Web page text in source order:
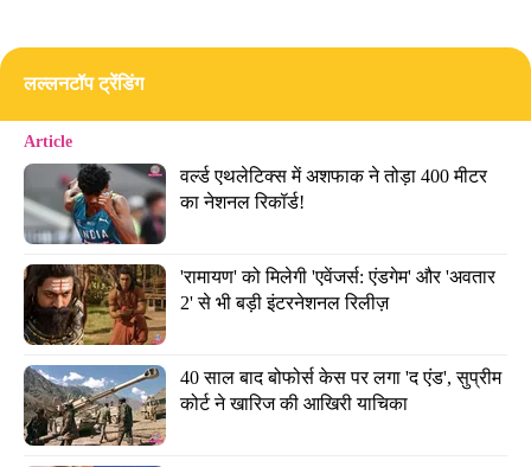
लल्लनटॉप ट्रेंडिंग
Article
वर्ल्ड एथलेटिक्स में अशफाक ने तोड़ा 400 मी‍टर
का नेशनल रिकॉर्ड!
'रामायण' को मिलेगी 'एवेंजर्स: एंडगेम' और 'अवतार
2' से भी बड़ी इंटरनेशनल रिलीज़
40 साल बाद बोफोर्स केस पर लगा 'द एंड', सुप्रीम
कोर्ट ने खारिज की आखिरी याचिका